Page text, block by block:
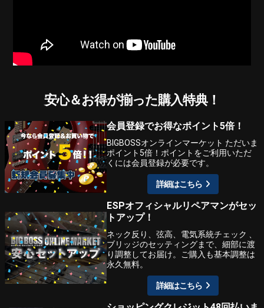
安心＆お得が揃った購入特典！
会員登録でお得なポイント5倍！
BIGBOSSオンラインマーケット ただいま
ポイント5倍！ポイントをご利用いただ
くには会員登録が必要です。
詳細はこちら
ESPオフィシャルリペアマンがセッ
トアップ！
ネック反り、弦高、電気系統チェック 、
ブリッジのセッティングまで、細部に渡
り調整してお届け。ご購入も基本調整は
永久無料。
詳細はこちら